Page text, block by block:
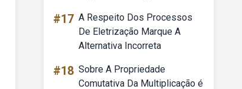
#17 A Respeito Dos Processos
De Eletrização Marque A
Alternativa Incorreta
#18 Sobre A Propriedade
Comutativa Da Multiplicação é